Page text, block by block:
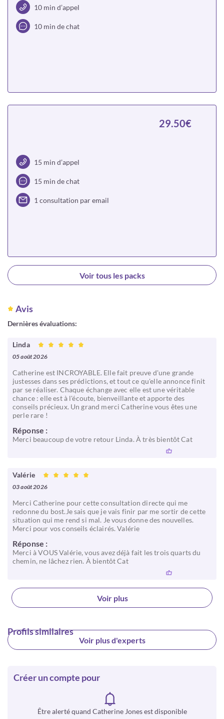
10 min d’appel
10 min de chat
15 min d’appel
15 min de chat
1 consultation par email
29.50€
Choisir
Voir tous les packs
Avis
Dernières évaluations:
Linda
05 août 2026
Catherine est INCROYABLE. Elle fait preuve d'une grande
justesses dans ses prédictions, et tout ce qu'elle annonce finit
par se réaliser. Chaque échange avec elle est une véritable
chance : elle est à l'écoute, bienveillante et apporte des
conseils précieux. Un grand merci Catherine vous êtes une
perle rare !
Réponse :
Merci beaucoup de votre retour Linda. À très bientôt Cat
Valérie
03 août 2026
Merci Catherine pour cette consultation directe qui me
redonne du bost.Je sais que je vais finir par me sortir de cette
situation qui me rend si mal. Je vous donne des nouvelles.
Merci pour vos conseils éclairés. Valérie
Réponse :
Merci à VOUS Valérie, vous avez déjà fait les trois quarts du
chemin, ne lâchez rien. À bientôt Cat
Voir plus
Profils similaires
Voir plus d'experts
Créer un compte pour
Être alerté quand Catherine Jones est disponible